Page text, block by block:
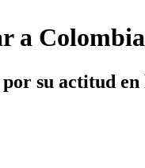
a Colombia
su actitud